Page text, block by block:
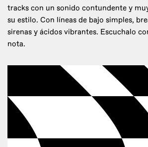
tracks con un sonido contundente y
su estilo. Con líneas de bajo simples,
sirenas y ácidos vibrantes. Escuchalo
nota.